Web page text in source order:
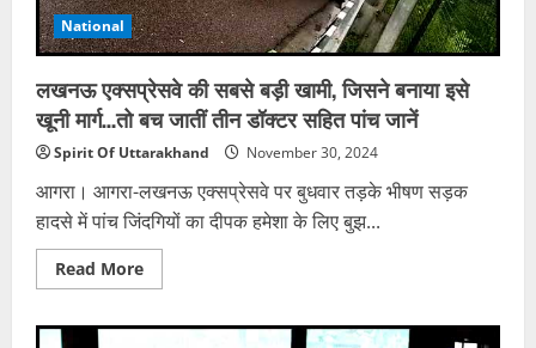
बेटी
को
किया
निर्वस्त्र
National
लखनऊ एक्सप्रेसवे की सबसे बड़ी खामी, जिसने बनाया इसे
खूनी मार्ग…तो बच जातीं तीन डॉक्टर सहित पांच जानें
Spirit Of Uttarakhand November 30, 2024
आगरा। आगरा-लखनऊ एक्सप्रेसवे पर बुधवार तड़के भीषण सड़क
हादसे में पांच जिंदगियों का दीपक हमेशा के लिए बुझ...
Read MoreRead
more
एक्सप्रेसवे